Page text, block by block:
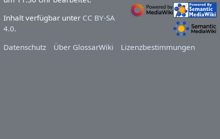
Inhalt verfügbar unter CC BY-SA
4.0.
Datenschutz
Über GlossarWiki Lizenzbestimmungen